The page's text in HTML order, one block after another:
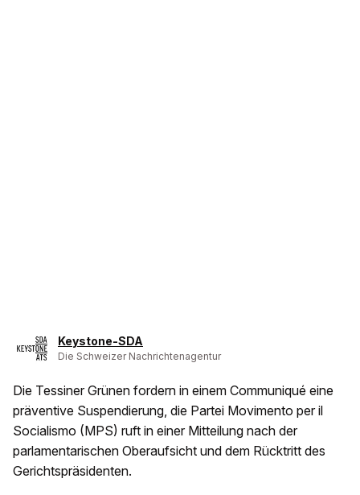
Keystone-SDA
Die Schweizer Nachrichtenagentur
Die Tessiner Grünen fordern in einem Communiqué eine
präventive Suspendierung, die Partei Movimento per il
Socialismo (MPS) ruft in einer Mitteilung nach der
parlamentarischen Oberaufsicht und dem Rücktritt des
Gerichtspräsidenten.